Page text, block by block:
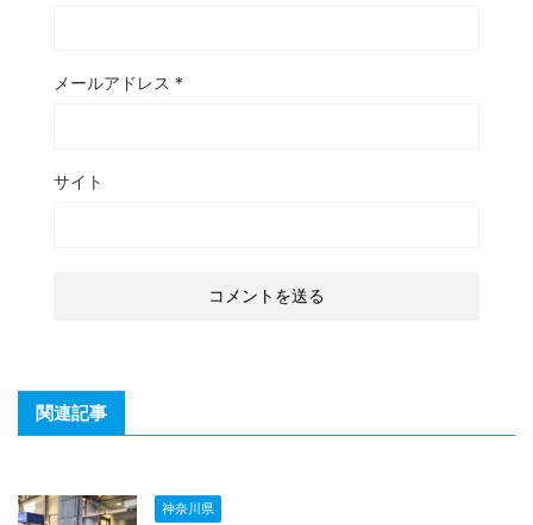
メールアドレス *
サイト
関連記事
神奈川県